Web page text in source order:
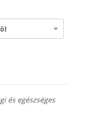
és egészséges